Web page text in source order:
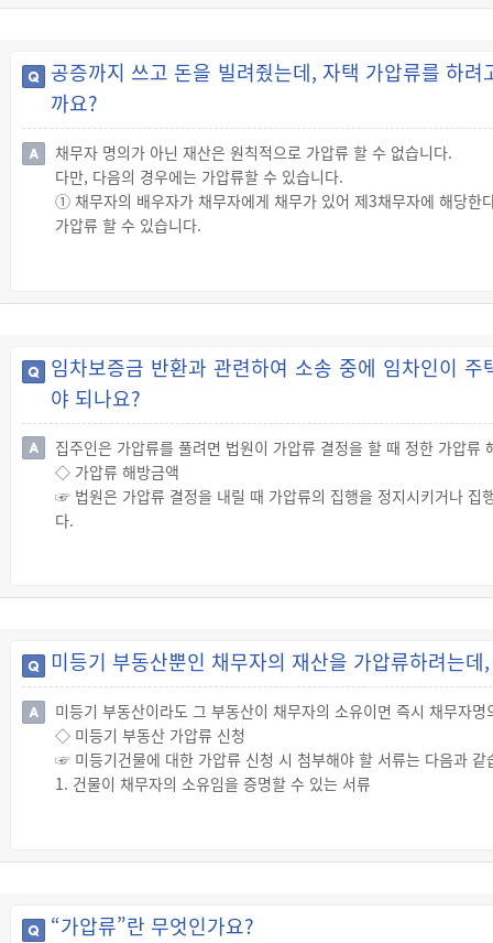
공증까지 쓰고 돈을 빌려줬는데, 자택 가압류를 하
까요?
채무자 명의가 아닌 재산은 원칙적으로 가압류 할 수 없습니다.
다만, 다음의 경우에는 가압류할 수 있습니다.
① 채무자의 배우자가 채무자에게 채무가 있어 제3채무자에 해당한
가압류 할 수 있습니다.
임차보증금 반환과 관련하여 소송 중에 임차인이
야 되나요?
집주인은 가압류를 풀려면 법원이 가압류 결정을 할 때 정한 가압
◇ 가압류 해방금액
☞ 법원은 가압류 결정을 내릴 때 가압류의 집행을 정지시키거나 집
다.
◇ 가압류 집행 취소
미등기 부동산뿐인 채무자의 재산을 가압류하려는
미등기 부동산이라도 그 부동산이 채무자의 소유이면 즉시 채무자
◇ 미등기 부동산 가압류 신청
☞ 미등기건물에 대한 가압류 신청 시 첨부해야 할 서류는 다음과 같
1. 건물이 채무자의 소유임을 증명할 수 있는 서류
☞ 채권자는 공적 장부를 주관하는 공공기관에 위 1.부터 3.까지의
“가압류”란 무엇인가요?